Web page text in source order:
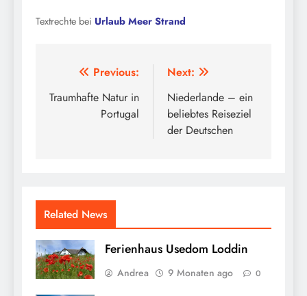
Textrechte bei Urlaub Meer Strand
Beitragsnavigation
Previous:
Traumhafte Natur in
Portugal
Next:
Niederlande – ein
beliebtes Reiseziel
der Deutschen
Related News
Ferienhaus Usedom Loddin
Andrea 9 Monaten ago 0